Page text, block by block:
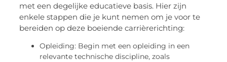
met een degelijke educatieve basis. Hier zijn
enkele stappen die je kunt nemen om je voor te
bereiden op deze boeiende carrièrerichting:
Opleiding: Begin met een opleiding in een
relevante technische discipline, zoals